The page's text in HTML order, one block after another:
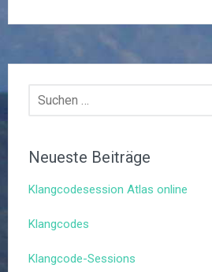
Suchen
Neueste Beiträge
Klangcodesession Atlas online
Klangcodes
Klangcode-Sessions